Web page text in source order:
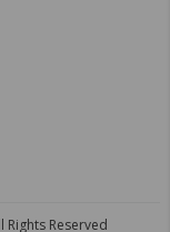
Reserved